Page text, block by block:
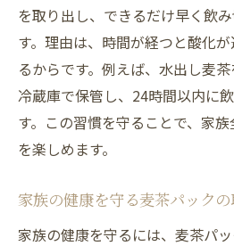
を取り出し、できるだけ早く飲
す。理由は、時間が経つと酸化
るからです。例えば、水出し麦
冷蔵庫で保管し、24時間以内に
す。この習慣を守ることで、家
を楽しめます。
家族の健康を守る麦茶パック
家族の健康を守るには、麦茶パ